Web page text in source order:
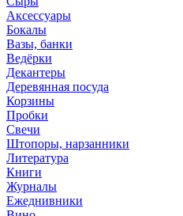
Аксессуары
Бокалы
Вазы, банки
Ведёрки
Декантеры
Деревянная посуда
Корзины
Пробки
Свечи
Штопоры, нарзанники
Литература
Книги
Журналы
Ежеднивники